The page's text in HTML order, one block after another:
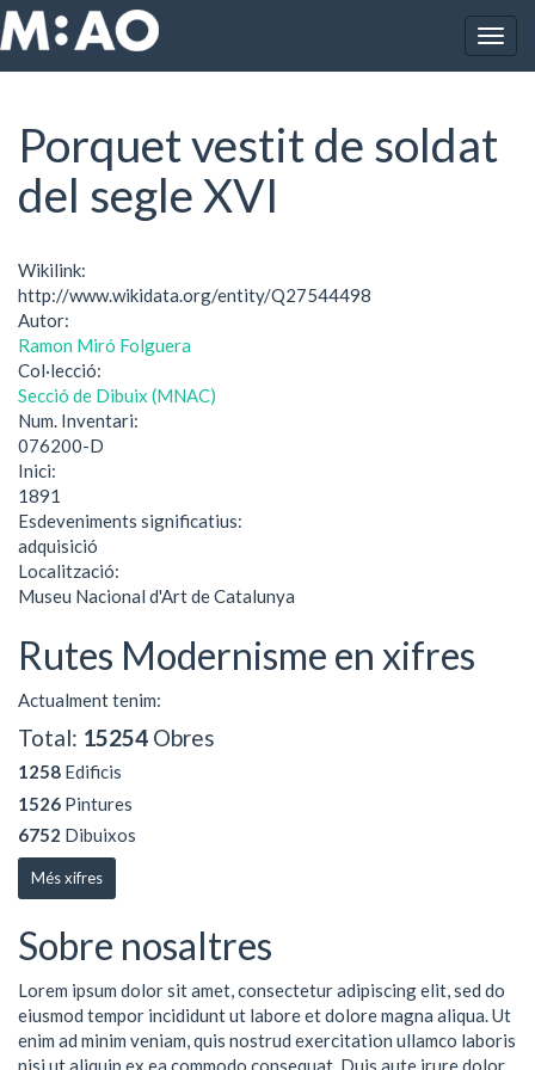
Vés al contingut
Inici Porquet vestit de soldat del segle XVI
Porquet vestit de soldat
del segle XVI
Wikilink:
http://www.wikidata.org/entity/Q27544498
Autor:
Ramon Miró Folguera
Col·lecció:
Secció de Dibuix (MNAC)
Num. Inventari:
076200-D
Inici:
1891
Esdeveniments significatius:
adquisició
Localització:
Museu Nacional d'Art de Catalunya
Rutes Modernisme en xifres
Actualment tenim:
Total: 15254 Obres
1258 Edificis
1526 Pintures
6752 Dibuixos
Més xifres
Sobre nosaltres
Lorem ipsum dolor sit amet, consectetur adipiscing elit, sed do
eiusmod tempor incididunt ut labore et dolore magna aliqua. Ut
enim ad minim veniam, quis nostrud exercitation ullamco laboris
nisi ut aliquip ex ea commodo consequat. Duis aute irure dolor